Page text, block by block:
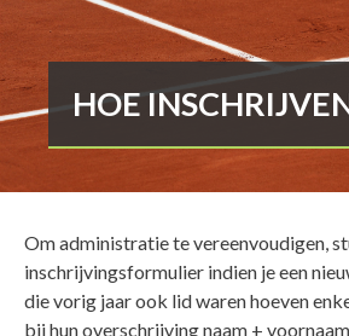
HOE
Om administratie te vereenvoudigen,
inschrijvingsformulier indien je een
die vorig jaar ook lid waren hoeven
bij hun overschrijving naam +